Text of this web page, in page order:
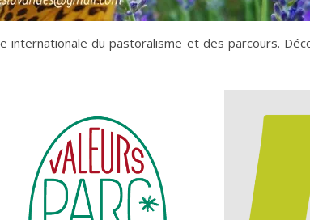
du pastoralisme et des parcours.